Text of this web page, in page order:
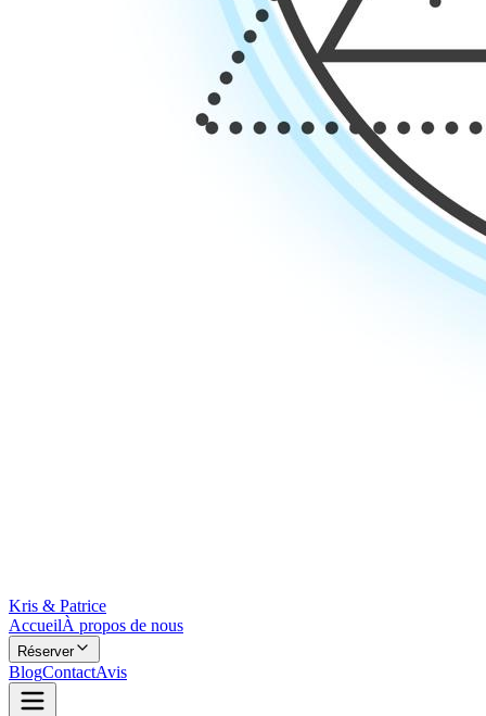
Kris & Patrice
AccueilÀ propos de nous
Réserver
BlogContactAvis